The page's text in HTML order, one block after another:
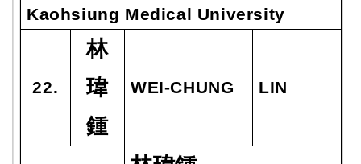
Kaohsiung Medical University
22.
林
瑋
鍾
WEI-CHUNG LIN